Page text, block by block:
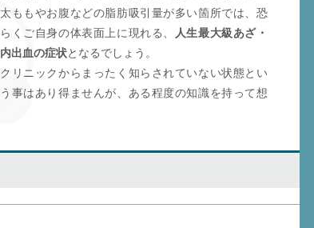
太ももやお腹などの脂肪吸引量が多い箇所では、恐
らくご自身の体表面上に現れる、
人生最大級あざ・
内出血の症状となるでしょう。
クリニックからまったく知らされていない状態とい
う事はあり得ませんが、ある程度の知識を持って想